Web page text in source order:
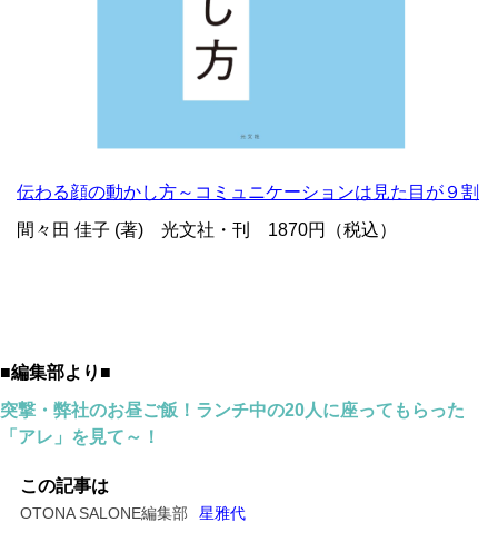
伝わる顔の動かし方～コミュニケーションは見た目が９割
間々田 佳子 (著) 光文社 ・刊 1870円（税込）
■編集部より■
突撃・弊社のお昼ご飯！ランチ中の20人に座ってもらった
「アレ」を見て～！
この記事は
OTONA SALONE編集部 星雅代